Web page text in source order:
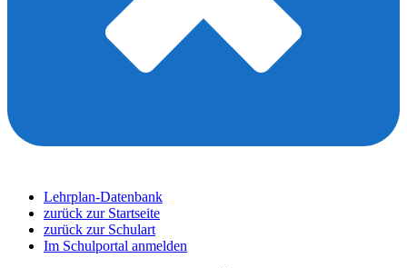
Lehrplan-Datenbank
zurück zur Startseite
zurück zur Schulart
Im Schulportal anmelden